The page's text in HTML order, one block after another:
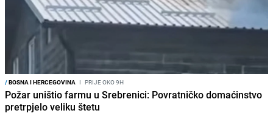
/BOSNA I HERCEGOVINA I PRIJE OKO 9H
Požar uništio farmu u Srebrenici: Povratničko domaćinstvo
pretrpjelo veliku štetu